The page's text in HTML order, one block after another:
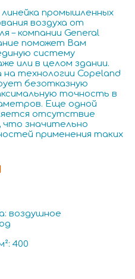
линейка промышленных
воздуха от
– компании General
поможет Вам
систему
или в целом здании.
технологии Copeland
безотказную
точность в
Еще одной
отсутствие
что значительно
применения таких
воздушное
400